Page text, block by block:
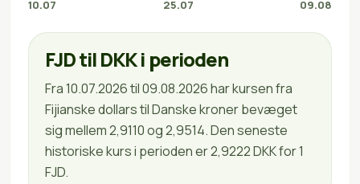
10.07 25.07 09.08
FJD til DKK i perioden
Fra 10.07.2026 til 09.08.2026 har kursen fra
Fijianske dollars til Danske kroner bevæget
sig mellem 2,9110 og 2,9514. Den seneste
historiske kurs i perioden er 2,9222 DKK for 1
FJD.